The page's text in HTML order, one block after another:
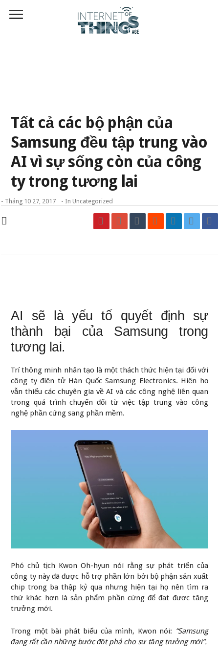
Tất cả các bộ phận của
Samsung đều tập trung vào
AI vì sự sống còn của công
ty trong tương lai
- Tháng 10 27, 2017 - InUncategorized
AI sẽ là yếu tố quyết định sự
thành bại của Samsung trong
tương lai.
Trí thông minh nhân tạo là một thách thức hiện tại đối với
công ty điện tử Hàn Quốc Samsung Electronics. Hiện họ
vẫn thiếu các chuyên gia về AI và các công nghệ liên quan
trong quá trình chuyển đổi từ việc tập trung vào công
nghệ phần cứng sang phần mềm.
Phó chủ tịch Kwon Oh-hyun nói rằng sự phát triển của
công ty này đã được hỗ trợ phần lớn bởi bộ phận sản xuất
chip trong ba thập kỷ qua nhưng hiện tại họ nên tìm ra
thứ khác hơn là sản phẩm phần cứng để đạt được tăng
trưởng mới.
Trong một bài phát biểu của mình, Kwon nói: “Samsung
đang rất cần những bước đột phá cho sự tăng trưởng mới”.